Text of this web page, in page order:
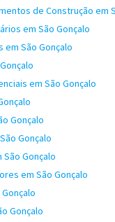
de Construção em
em São Gonçalo
em São Gonçalo
em São Gonçalo
Gonçalo
Gonçalo
Gonçalo
em São Gonçalo
Gonçalo